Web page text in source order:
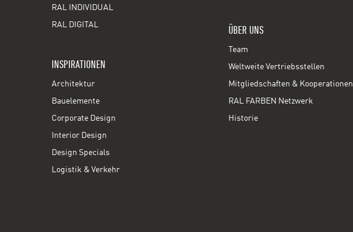
RAL INDIVIDUAL
RAL DIGITAL
INSPIRATIONEN
Architektur
Bauelemente
Corporate Design
Interior Design
Design Specials
Logistik & Verkehr
ÜBER UNS
Team
Weltweite Vertriebsstellen
Mitgliedschaften & Kooperationen
RAL FARBEN Netzwerk
Historie